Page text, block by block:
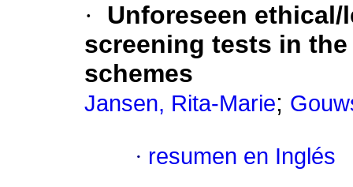
·
Unforeseen
screening tests in
schemes
Jansen, Rita-Marie;
· resumen en Inglés